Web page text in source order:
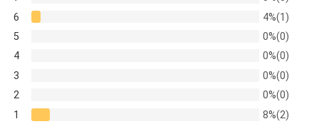
6
4%(1)
5
0%(0)
4
0%(0)
3
0%(0)
2
0%(0)
1
8%(2)